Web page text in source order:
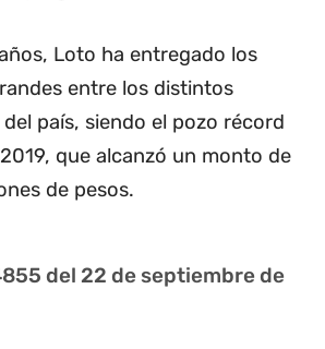
Loto ha entregado los
entre los distintos
país, siendo el pozo récord
que alcanzó un monto de
de pesos.
del 22 de septiembre de